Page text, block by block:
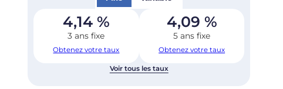
4,14 %
3 ans fixe
Obtenez votre taux
4,09 %
5 ans fixe
Obtenez votre taux
Voir tous les taux